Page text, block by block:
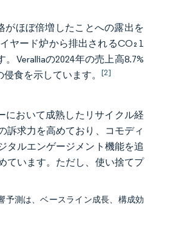
がほぼ倍増したことへの露出を
ヤード炉から排出されるCO₂ 1
Veralliaの2024年の売上高8.7%
侵食を示しています。[2]
において成熟したリサイクル経
訴求力を高めており、コモディ
タルエンゲージメント機能を追
ています。ただし、使い捨てプ
予測は、ベースライン成長、構成効